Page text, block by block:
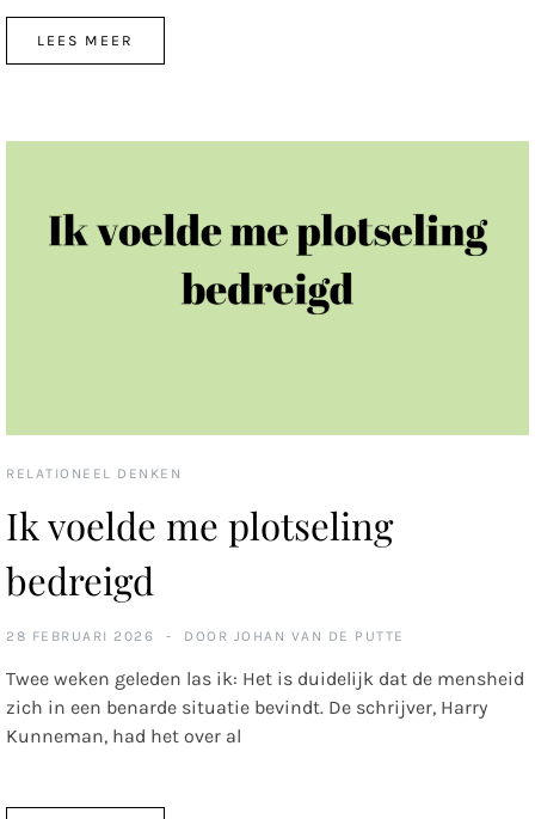
LEES MEER
RELATIONEEL DENKEN
Ik voelde me plotseling
bedreigd
28 FEBRUARI 2026 DOOR JOHAN VAN DE PUTTE
Twee weken geleden las ik: Het is duidelijk dat de mensheid
zich in een benarde situatie bevindt. De schrijver, Harry
Kunneman, had het over al